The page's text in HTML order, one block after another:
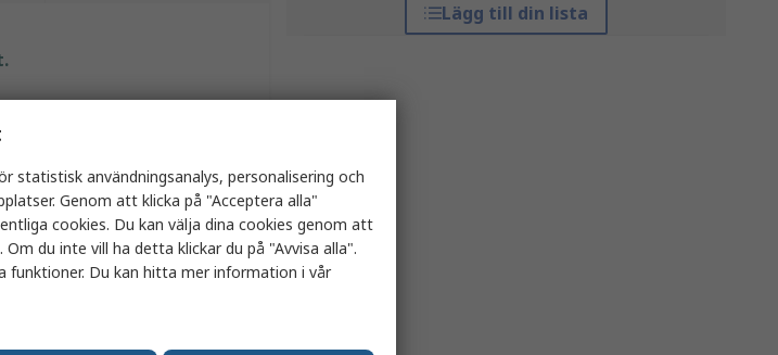
Lägg till din lista
statistisk användningsanalys, personalisering och
Genom att klicka på "Acceptera alla"
cookies. Du kan välja dina cookies genom att
du inte vill ha detta klickar du på "Avvisa alla".
funktioner. Du kan hitta mer information i vår